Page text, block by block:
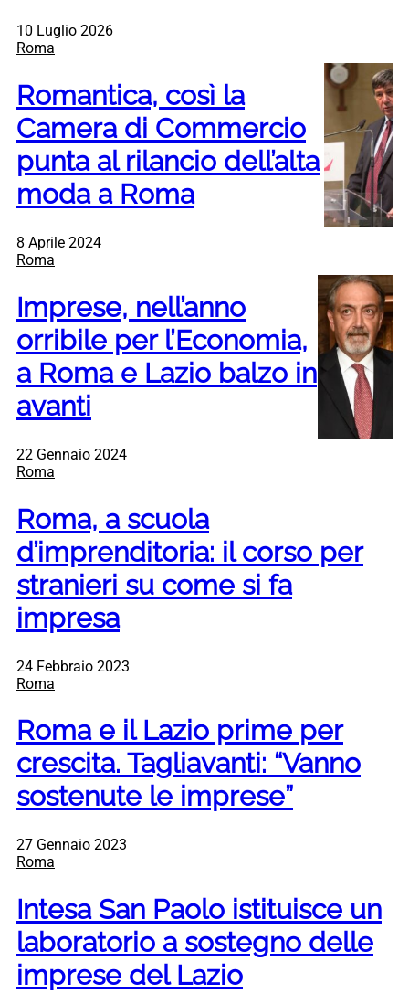
10 Luglio 2026
Roma
Romantica, così la
Camera di Commercio
punta al rilancio dell’alta
moda a Roma
8 Aprile 2024
Roma
Imprese, nell’anno
orribile per l’Economia,
a Roma e Lazio balzo in
avanti
22 Gennaio 2024
Roma
Roma, a scuola
d’imprenditoria: il corso per
stranieri su come si fa
impresa
24 Febbraio 2023
Roma
Roma e il Lazio prime per
crescita. Tagliavanti: “Vanno
sostenute le imprese”
27 Gennaio 2023
Roma
Intesa San Paolo istituisce un
laboratorio a sostegno delle
imprese del Lazio